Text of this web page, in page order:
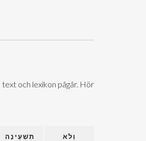
och lexikon pågår. Hör
וְלֹא
תִשְׁעֶינָה